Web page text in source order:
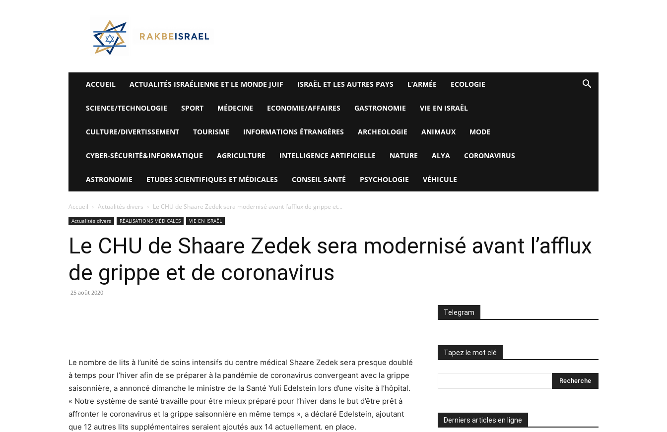
Rak
Be
Israel-
Alyaexpress-
News
ACCUEIL ACTUALITÉS ISRAÉLIENNE ET LE MONDE JUIF ISRAËL ET LES AUTRES PAYS L’ARMÉE ECOLOGIE
SCIENCE/TECHNOLOGIE SPORT MÉDECINE ECONOMIE/AFFAIRES GASTRONOMIE VIE EN ISRAËL
CULTURE/DIVERTISSEMENT TOURISME INFORMATIONS ÉTRANGÈRES ARCHEOLOGIE ANIMAUX MODE
CYBER-SÉCURITÉ&INFORMATIQUE AGRICULTURE INTELLIGENCE ARTIFICIELLE NATURE ALYA CORONAVIRUS
ASTRONOMIE ETUDES SCIENTIFIQUES ET MÉDICALES CONSEIL SANTÉ PSYCHOLOGIE VÉHICULE
Accueil Actualités divers Le CHU de Shaare Zedek sera modernisé avant l’afflux de grippe et...
Actualités divers RÉALISATIONS MÉDICALES VIE EN ISRAËL
Le CHU de Shaare Zedek sera modernisé avant l’afflux
de grippe et de coronavirus
25 août 2020
Le nombre de lits à l’unité de soins intensifs du centre médical Shaare Zedek sera presque doublé
à temps pour l’hiver afin de se préparer à la pandémie de coronavirus convergeant avec la grippe
saisonnière, a annoncé dimanche le ministre de la Santé Yuli Edelstein lors d’une visite à l’hôpital.
« Notre système de santé travaille pour être mieux préparé pour l’hiver dans le but d’être prêt à
affronter le coronavirus et la grippe saisonnière en même temps », a déclaré Edelstein, ajoutant
que 12 autres lits supplémentaires seraient ajoutés aux 14 actuellement. en place.
Telegram
Tapez le mot clé
Derniers articles en ligne